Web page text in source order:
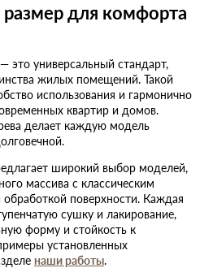
для комфорта
универсальный стандарт,
жилых помещений. Такой
использования и гармонично
квартир и домов.
делает каждую модель
широкий выбор моделей,
массива с классическим
поверхности. Каждая
сушку и лакирование,
форму и стойкость к
установленных
наши работы.